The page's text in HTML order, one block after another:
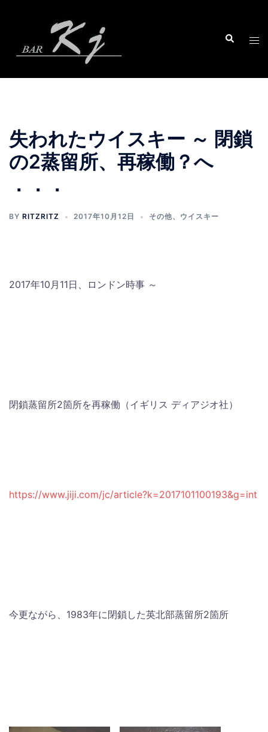
プ失われたウイスキー ～ 閉鎖
の2蒸留所、再稼働？へ
．．．
BY RITZRITZ 2017年10月12日 その他、 ウイスキー
2017年10月11日、ロンドン時事 ～
閉鎖蒸留所2箇所を再稼働（イギリス ディアジオ社）
https://www.jiji.com/jc/article?k=2017101100193&g=int
今更ながら、1983年に閉鎖した英北部蒸留所2箇所